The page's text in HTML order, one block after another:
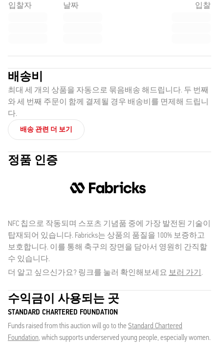
입찰자 날짜 입찰
배송비
최대 세 개의 상품을 자동으로 묶음배송 해드립니다. 두 번째
와 세 번째 주문이 함께 결제될 경우 배송비를 면제해 드립니
다.
배송 관련 더 보기
정품 인증
NFC 칩으로 작동되며 스포츠 기념품 중에 가장 발전된 기술이
탑재되어 있습니다. Fabricks는 상품의 품질을 100% 보증하고
보호합니다. 이를 통해 축구의 장면을 담아서 영원히 간직할
수 있습니다.
더 알고 싶으신가요? 링크를 눌러 확인해보세요 보러 가기.
수익금이 사용되는 곳
STANDARD CHARTERED FOUNDATION
Funds raised from this auction will go to the Standard Chartered
Foundation, which supports underserved young people, especially women.